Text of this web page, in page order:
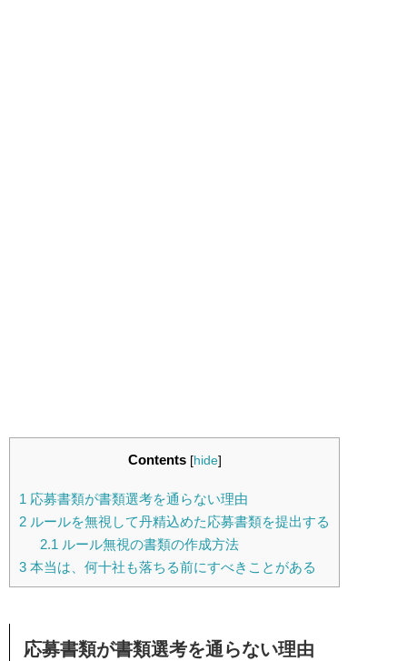
Contents [hide]
1 応募書類が書類選考を通らない理由
2 ルールを無視して丹精込めた応募書類を提出する
2.1 ルール無視の書類の作成方法
3 本当は、何十社も落ちる前にすべきことがある
応募書類が書類選考を通らない理由